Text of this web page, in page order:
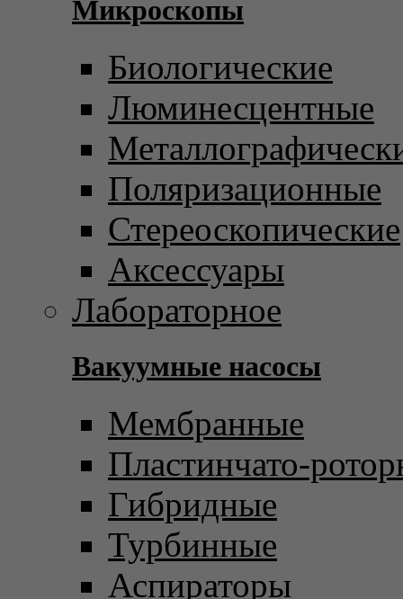
Микроскопы
Биологические
Люминесцентные
Поляризационные
Стереоскопические
Аксессуары
Лабораторное
Вакуумные насосы
Мембранные
Пластинчато-
Гибридные
Турбинные
Аспираторы